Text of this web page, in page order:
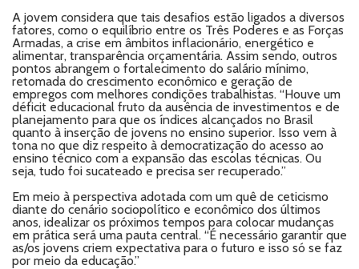
A jovem considera que tais desafios estão ligados a diversos
fatores, como o equilíbrio entre os Três Poderes e as Forças
Armadas, a crise em âmbitos inflacionário, energético e
alimentar, transparência orçamentária. Assim sendo, outros
pontos abrangem o fortalecimento do salário mínimo,
retomada do crescimento econômico e geração de
empregos com melhores condições trabalhistas. “Houve um
déficit educacional fruto da ausência de investimentos e de
planejamento para que os índices alcançados no Brasil
quanto à inserção de jovens no ensino superior. Isso vem à
tona no que diz respeito à democratização do acesso ao
ensino técnico com a expansão das escolas técnicas. Ou
seja, tudo foi sucateado e precisa ser recuperado.”
Em meio à perspectiva adotada com um quê de ceticismo
diante do cenário sociopolítico e econômico dos últimos
anos, idealizar os próximos tempos para colocar mudanças
em prática será uma pauta central. “É necessário garantir que
as/os jovens criem expectativa para o futuro e isso só se faz
por meio da educação.”